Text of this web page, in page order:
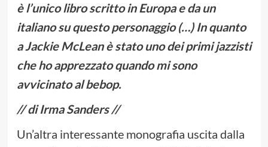
è l’unico libro scritto in Europa e da un
italiano su questo personaggio (…) In quanto
a Jackie McLean è stato uno dei primi jazzisti
che ho apprezzato quando mi sono
avvicinato al bebop.
// di Irma Sanders //
Un’altra interessante monografia uscita dalla